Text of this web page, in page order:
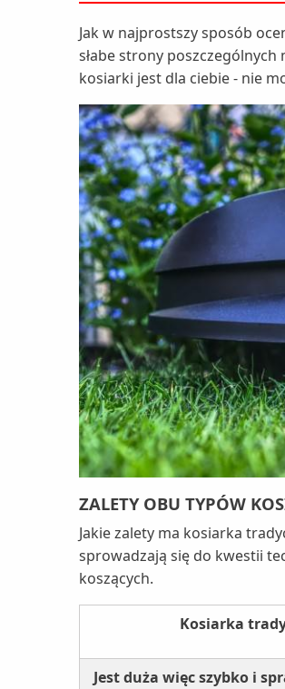
Jak w najprostszy sposób
słabe strony poszczególnych
kosiarki jest dla ciebie - nie
ZALETY OBU TYPÓW
Jakie zalety ma kosiarka
sprowadzają się do kwestii
koszących.
Kosiarka
Jest duża więc szybko i